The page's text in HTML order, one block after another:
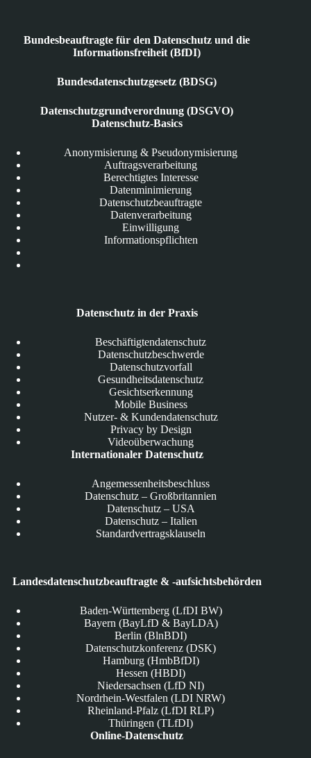
Bundesbeauftragte für den Datenschutz und die
Informationsfreiheit (BfDI)
Bundesdatenschutzgesetz (BDSG)
Datenschutzgrundverordnung (DSGVO)
Datenschutz-Basics
Anonymisierung & Pseudonymisierung
Auftragsverarbeitung
Berechtigtes Interesse
Datenminimierung
Datenschutzbeauftragte
Datenverarbeitung
Einwilligung
Informationspflichten
Datenschutz in der Praxis
Beschäftigtendatenschutz
Datenschutzbeschwerde
Datenschutzvorfall
Gesundheitsdatenschutz
Gesichtserkennung
Mobile Business
Nutzer- & Kundendatenschutz
Privacy by Design
Videoüberwachung
Internationaler Datenschutz
Angemessenheitsbeschluss
Datenschutz – Großbritannien
Datenschutz – USA
Datenschutz – Italien
Standardvertragsklauseln
Landesdatenschutzbeauftragte & -aufsichtsbehörden
Baden-Württemberg (LfDI BW)
Bayern (BayLfD & BayLDA)
Berlin (BlnBDI)
Datenschutzkonferenz (DSK)
Hamburg (HmbBfDI)
Hessen (HBDI)
Niedersachsen (LfD NI)
Nordrhein-Westfalen (LDI NRW)
Rheinland-Pfalz (LfDI RLP)
Thüringen (TLfDI)
Online-Datenschutz